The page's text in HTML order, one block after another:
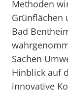
Methoden
Grünflächen
Bad
Sachen
Hinblick auf
innovative